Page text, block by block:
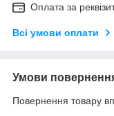
Оплата за
Всі умови оплати
Умови
Повернення товару